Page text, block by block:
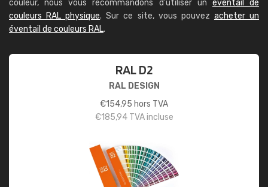
couleur, nous vous recommandons d'utiliser un éventail de
couleurs RAL physique. Sur ce site, vous pouvez acheter un
éventail de couleurs RAL.
RAL D2
RAL DESIGN
€154,95 hors TVA
€185,94TVA incluse